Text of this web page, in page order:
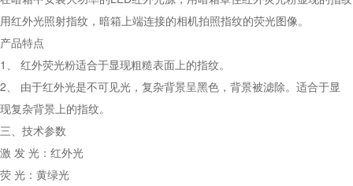
用红外光照射指纹，暗箱上端连接的相机拍照指纹的荧光图像。
产品特点
1、 红外荧光粉适合于显现粗糙表面上的指纹。
2、 由于红外光是不可见光，复杂背景呈黑色，背景被滤除。适合于显
现复杂背景上的指纹。
三、技术参数
激 发 光：红外光
荧 光：黄绿光